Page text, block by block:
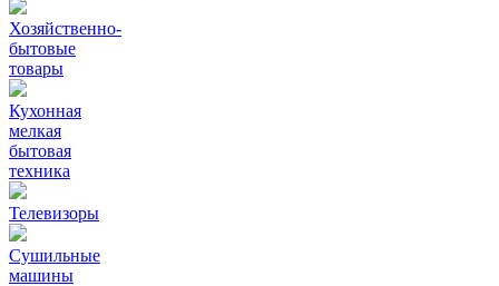
Хозяйственно-
бытовые
товары
Кухонная
мелкая
бытовая
техника
Телевизоры
Сушильные
машины